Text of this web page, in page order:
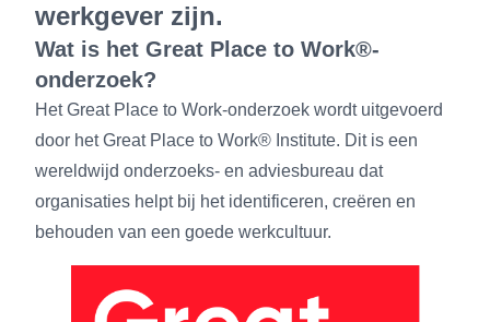
werkgever zijn.
Wat is het Great Place to Work®-
onderzoek?
Het Great Place to Work-onderzoek wordt uitgevoerd
door het Great Place to Work® Institute. Dit is een
wereldwijd onderzoeks- en adviesbureau dat
organisaties helpt bij het identificeren, creëren en
behouden van een goede werkcultuur.